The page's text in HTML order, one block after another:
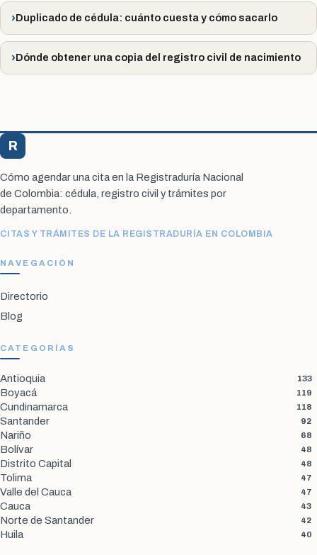
Duplicado de cédula: cuánto cuesta y cómo sacarlo
Dónde obtener una copia del registro civil de nacimiento
R
Cómo agendar una cita en la Registraduría Nacional
de Colombia: cédula, registro civil y trámites por
departamento.
CITAS Y TRÁMITES DE LA REGISTRADURÍA EN COLOMBIA
NAVEGACIÓN
Directorio
Blog
CATEGORÍAS
Antioquia 133
Boyacá 119
Cundinamarca 118
Santander 92
Nariño 68
Bolívar 48
Distrito Capital 48
Tolima 47
Valle del Cauca 47
Cauca 43
Norte de Santander 42
Huila 40